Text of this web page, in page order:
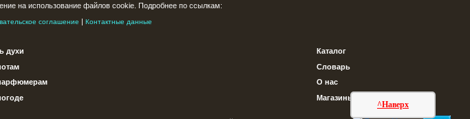
^Наверх
на использование файлов cookie. Подробнее по ссылкам:
соглашение | Контактные данные
духи
Каталог
Словарь
О нас
Магазины